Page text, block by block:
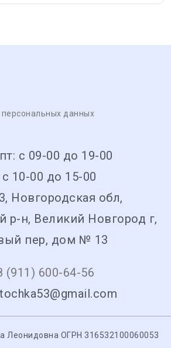
данных
с 09-00 до 19-00
с 10-00 до 15-00
Новгородская обл,
р-н, Великий Новгород г,
пер, дом № 13
(911) 600-64-56
Леонидовна ОГРН 316532100060053